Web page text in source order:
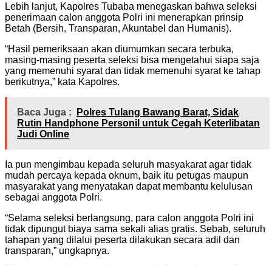
Lebih lanjut, Kapolres Tubaba menegaskan bahwa seleksi
penerimaan calon anggota Polri ini menerapkan prinsip
Betah (Bersih, Transparan, Akuntabel dan Humanis).
“Hasil pemeriksaan akan diumumkan secara terbuka,
masing-masing peserta seleksi bisa mengetahui siapa saja
yang memenuhi syarat dan tidak memenuhi syarat ke tahap
berikutnya,” kata Kapolres.
Baca Juga :
Polres Tulang Bawang Barat, Sidak
Rutin Handphone Personil untuk Cegah Keterlibatan
Judi Online
Ia pun mengimbau kepada seluruh masyakarat agar tidak
mudah percaya kepada oknum, baik itu petugas maupun
masyarakat yang menyatakan dapat membantu kelulusan
sebagai anggota Polri.
“Selama seleksi berlangsung, para calon anggota Polri ini
tidak dipungut biaya sama sekali alias gratis. Sebab, seluruh
tahapan yang dilalui peserta dilakukan secara adil dan
transparan,” ungkapnya.